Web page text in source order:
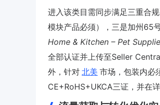
进入该类目需同步满足三重合
模块产品必须），三是加州65
Home & Kitchen – Pet
全部认证并上传至Seller
外，针对 北美 市场，包装内必
CE+RoHS+UKCA三证，并在